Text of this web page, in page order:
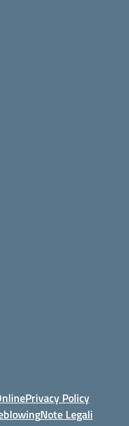
Privacy Policy
Note Legali